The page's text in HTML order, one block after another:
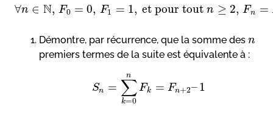
∀n ∈ N, F0 = 0, F1 = 1, et pour toutn ≥ 2, Fn =
Démontre, par récurrence, que la somme des n
premiers termes de la suite est équivalente à :
Sn = ∑
k=0
n
Fk = Fn+2–1